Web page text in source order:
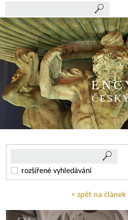
rozšířené vyhledávání
< zpět na článek